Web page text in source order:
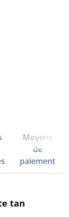
Moyens
de
paiement
tan